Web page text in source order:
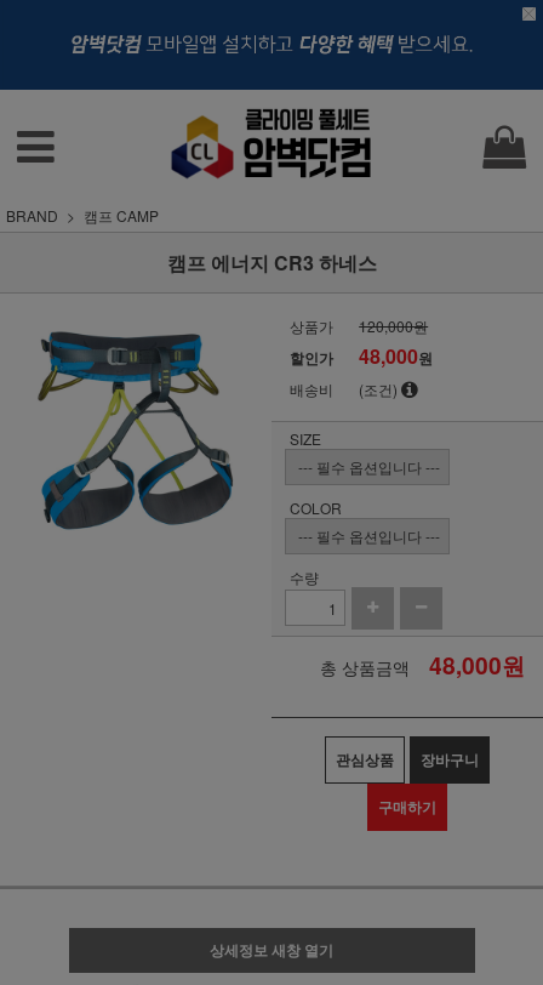
BRAND 캠프 CAMP
캠프 에너지 CR3 하네스
상품가 120,000원
할인가 48,000원
배송비 (조건)
SIZE
COLOR
수량
총 상품금액 48,000원
관심상품 장바구니
구매하기
상세정보 새창 열기